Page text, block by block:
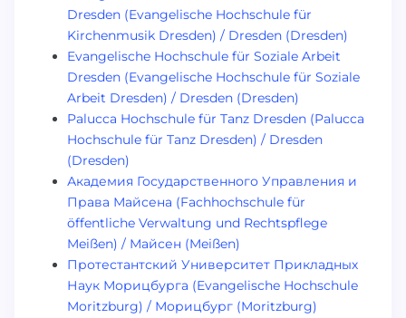
Dresden (Evangelische Hochschule für
Kirchenmusik Dresden) / Dresden (Dresden)
Evangelische Hochschule für Soziale Arbeit
Dresden (Evangelische Hochschule für Soziale
Arbeit Dresden) / Dresden (Dresden)
Palucca Hochschule für Tanz Dresden (Palucca
Hochschule für Tanz Dresden) / Dresden
(Dresden)
Академия Государственного Управления и
Права Майсена (Fachhochschule für
öffentliche Verwaltung und Rechtspflege
Meißen) / Майсен (Meißen)
Протестантский Университет Прикладных
Наук Морицбурга (Evangelische Hochschule
Moritzburg) / Морицбург (Moritzburg)